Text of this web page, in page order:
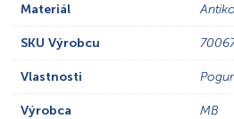
Materiál
SKU Výrobcu
Vlastnosti
Výrobca MB